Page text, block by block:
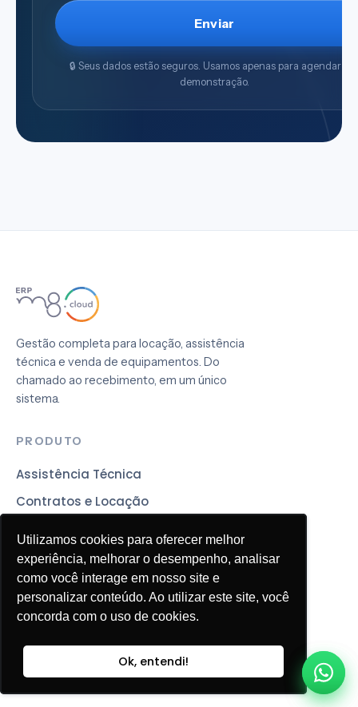
Utilizamos cookies para oferecer melhor
experiência, melhorar o desempenho, analisar
como você interage em nosso site e
personalizar conteúdo. Ao utilizar este site, você
concorda com o uso de cookies.
Ok, entendi!
Utilizamos cookies para oferecer melhor
experiência, melhorar o desempenho, analisar
como você interage em nosso site e
personalizar conteúdo. Ao utilizar este site, você
concorda com o uso de cookies.
Ok, entendi!
Enviar
🔒 Seus dados estão seguros. Usamos apenas para agendar
demonstração.
Gestão completa para locação, assistência
técnica e venda de equipamentos. Do
chamado ao recebimento, em um único
sistema.
PRODUTO
Assistência Técnica
Contratos e Locação
Portal do Cliente
M8 For Whats
Mensageria